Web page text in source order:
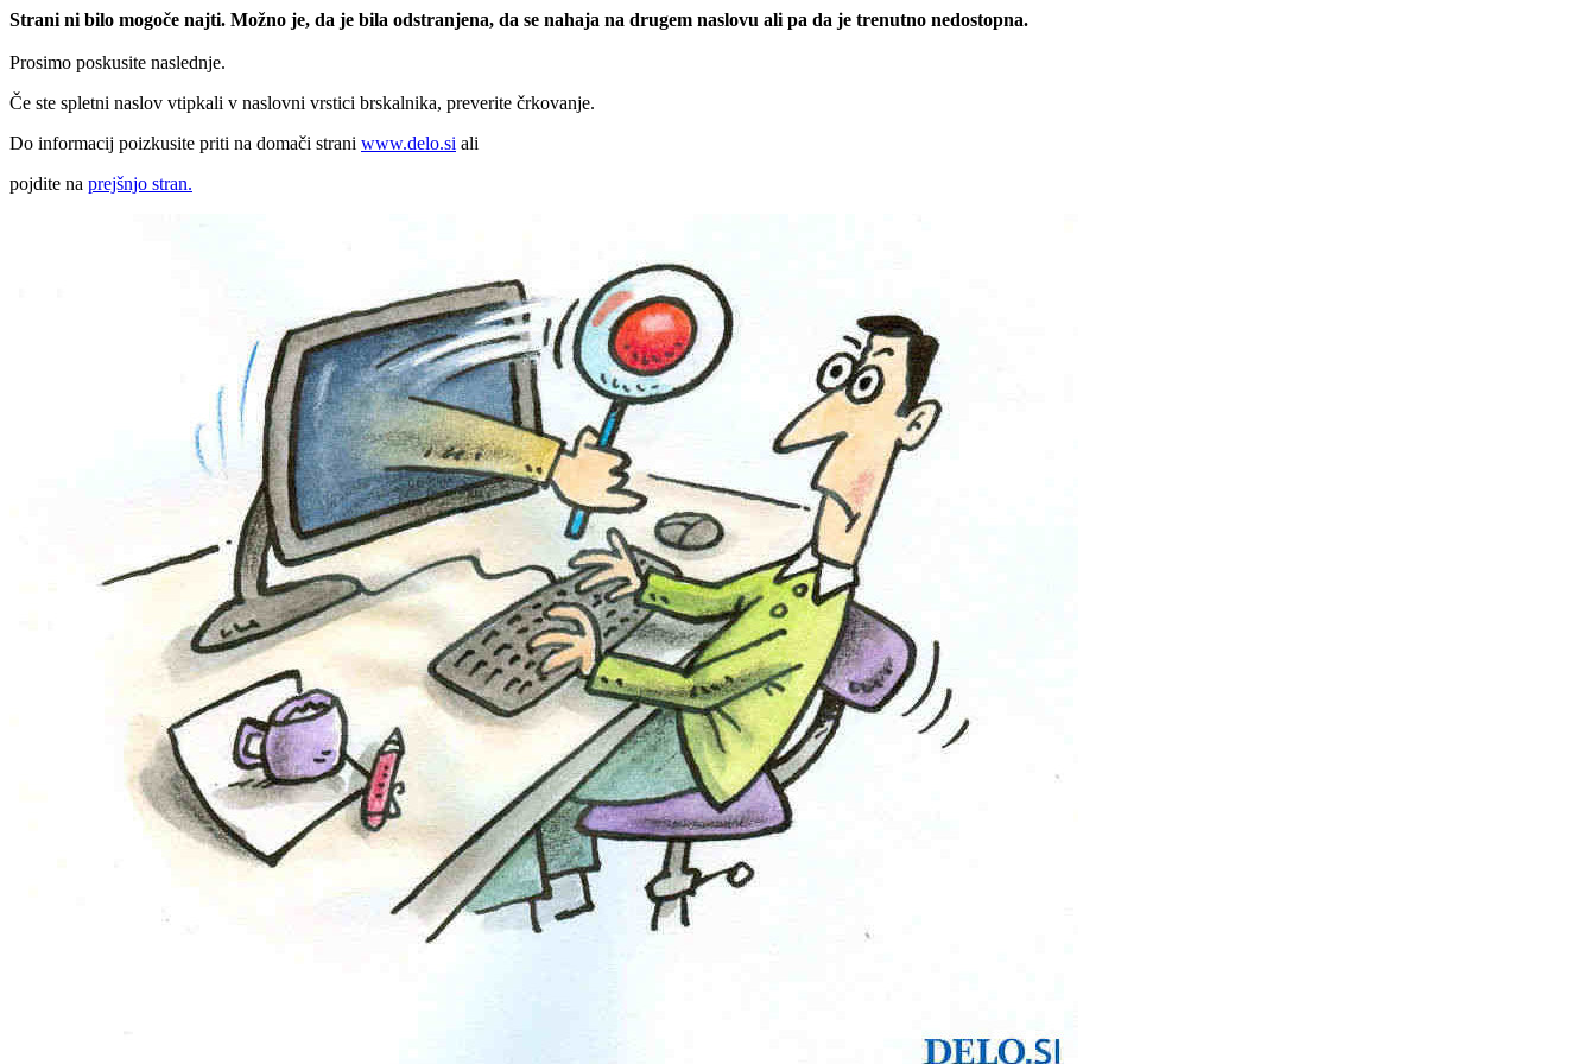
Strani ni bilo mogoče najti. Možno je, da je bila odstranjena, da se nahaja na drugem naslovu ali pa da je trenutno nedostopna.
Prosimo poskusite naslednje.
Če ste spletni naslov vtipkali v naslovni vrstici brskalnika, preverite črkovanje.
Do informacij poizkusite priti na domači strani www.delo.si ali
pojdite na prejšnjo stran.